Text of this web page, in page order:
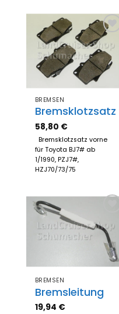
Zum
Merkzettel
hinzufügen
BREMSEN
Bremsklotzsatz
58,80 €
Bremsklotzsatz vorne
für Toyota BJ7# ab
1/1990, PZJ7#,
HZJ70/73/75
Zum
Merkzettel
hinzufügen
BREMSEN
Bremsleitung
19,94 €